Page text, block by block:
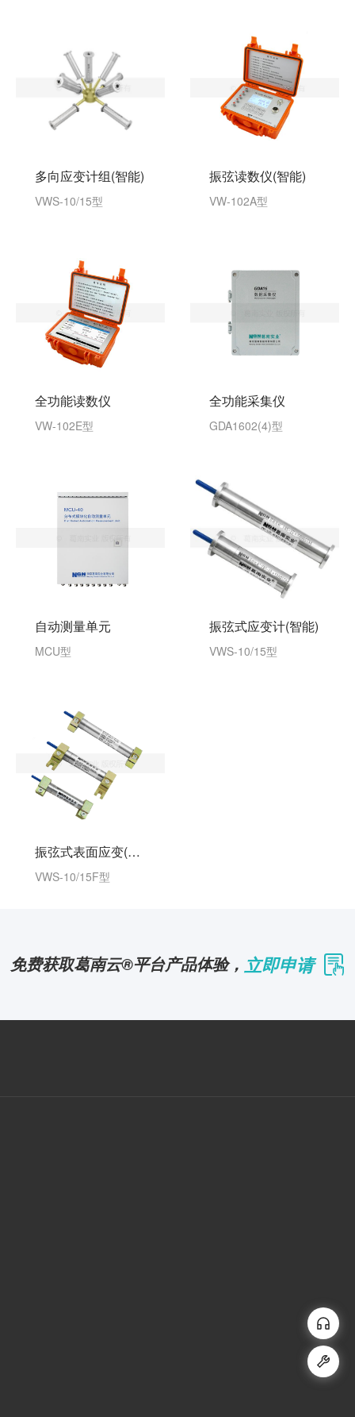
多向应变计组(智能)
VWS-10/15型
振弦读数仪(智能)
VW-102A型
全功能读数仪
VW-102E型
全功能采集仪
GDA1602(4)型
自动测量单元
MCU型
振弦式应变计(智能)
VWS-10/15型
振弦式表面应变(钢板)计(智能）
VWS-10/15F型
免费获取葛南云®平台产品体验， 立即申请